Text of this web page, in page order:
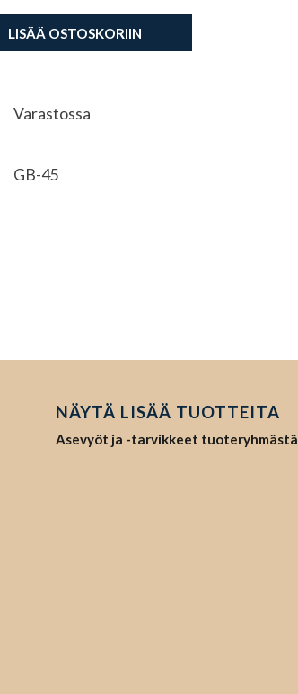
LISÄÄ OSTOSKORIIN
Varastossa
GB-45
NÄYTÄ LISÄÄ TUOTTEITA
Asevyöt ja -tarvikkeet tuoteryhmästä